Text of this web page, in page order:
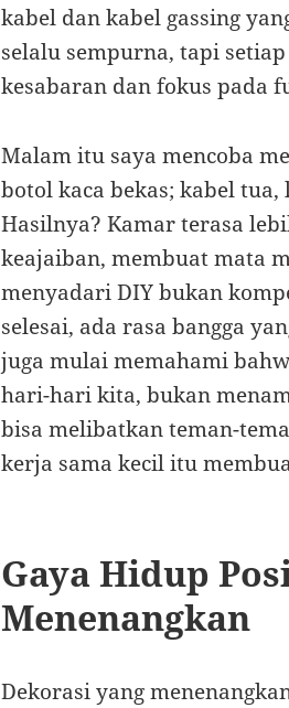
kabel dan kabel gassing
selalu sempurna, tapi
kesabaran dan fokus pada
Malam itu saya mencoba
botol kaca bekas; kabel
Hasilnya? Kamar terasa
keajaiban, membuat mata
menyadari DIY bukan
selesai, ada rasa bangga
juga mulai memahami
hari-hari kita, bukan
bisa melibatkan teman-
kerja sama kecil itu
Gaya Hidup
Menenangkan
Dekorasi yang